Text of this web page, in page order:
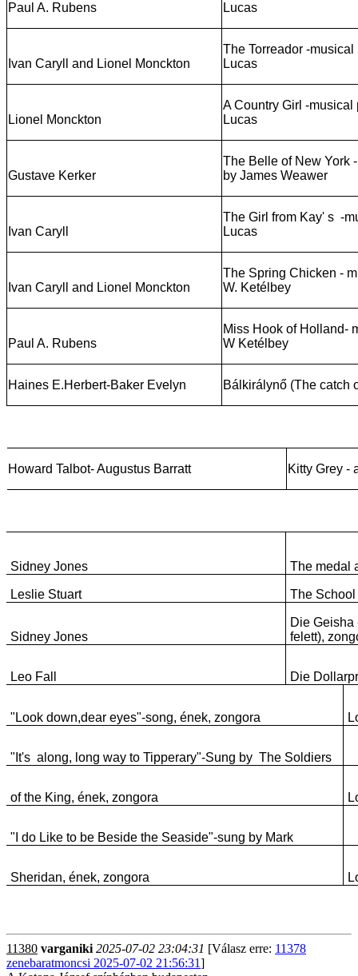
Paul A. Rubens Lucas
Ivan Caryll and Lionel Monckton
The Torreador -
Lucas
Lionel Monckton
A Country Girl -
Lucas
Gustave Kerker
The Belle of New York
by James Weawer
Ivan Caryll
The Girl from Kay' s -
Lucas
Ivan Caryll and Lionel Monckton
The Spring Chicken -
W. Ketélbey
Paul A. Rubens
Miss Hook of Holland-
W Ketélbey
Haines E.Herbert-Baker Evelyn Bálkirálynő (The catch
Howard Talbot- Augustus Barratt Kitty Grey -
Sidney Jones The medal
Leslie Stuart The School
Sidney Jones
Die Geisha
felett),
Leo Fall Die
"Look down,dear eyes"-song, ének, zongora
"It's along, long way to Tipperary"-Sung by The Soldiers
of the King, ének, zongora
"I do Like to be Beside the Seaside"-sung by Mark
Sheridan, ének, zongora
11380 varganiki 2025-07-02 23:04:31 [Válasz erre: 11378
zenebaratmoncsi 2025-07-02 21:56:31]